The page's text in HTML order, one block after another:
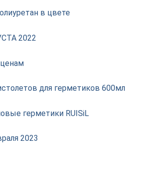
в цвете
2022
для герметиков 600мл
герметики RUISiL
2023